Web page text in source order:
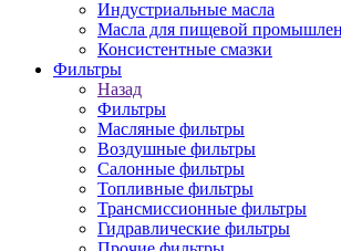
Индустриальные масла
Масла для пищевой
Консистентные смазки
Фильтры
Назад
Фильтры
Масляные фильтры
Воздушные фильтры
Салонные фильтры
Топливные фильтры
Трансмиссионные фильтры
Гидравлические фильтры